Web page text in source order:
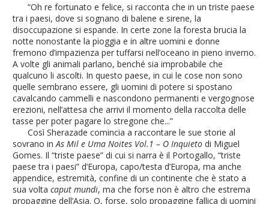
“Oh re fortunato e felice, si racconta che in un triste paese
tra i paesi, dove si sognano di balene e sirene, la
disoccupazione si espande. In certe zone la foresta brucia la
notte nonostante la pioggia e in altre uomini e donne
fremono d’impazienza per tuffarsi nell’oceano in pieno inverno.
A volte gli animali parlano, benché sia improbabile che
qualcuno li ascolti. In questo paese, in cui le cose non sono
quelle sembrano essere, gli uomini di potere si spostano
cavalcando cammelli e nascondono permanenti e vergognose
erezioni, nell’attesa che arrivi il momento della raccolta delle
tasse per poter pagare lo stregone che...”
Così Sherazade comincia a raccontare le sue storie al
sovrano inAs Mil e Uma Noites Vol.1 – O Inquieto di Miguel
Gomes. Il “triste paese” di cui si narra è il Portogallo, “triste
paese tra i paesi” d’Europa, capo/testa d’Europa, ma anche
appendice, estremità, confine di un continente che è stato a
sua voltacaput mundi, ma che forse non è altro che estrema
propaggine dell’Asia. O, forse, solo propaggine fallica di uomini